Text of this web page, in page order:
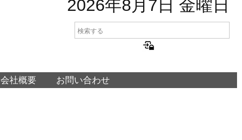
2026年8月7日 金曜日
会社概要 お問い合わせ